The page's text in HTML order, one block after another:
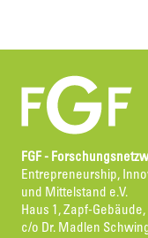
FGF -
Entrepreneurship,
und Mittelstand e.V.
Haus 1, Zapf-Gebäude,
c/o Dr. Madlen